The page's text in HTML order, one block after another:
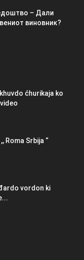
– Дали
виновник?
ćhurikaja ko
Roma Srbija “
vordon ki